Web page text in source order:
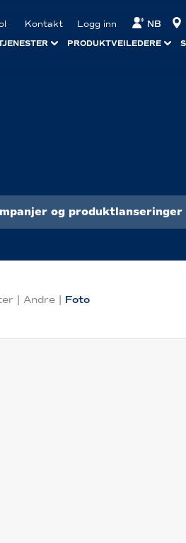
Kontakt Logg inn NB
PRODUKTVEILEDERE
og produktlanseringer
Andre Foto